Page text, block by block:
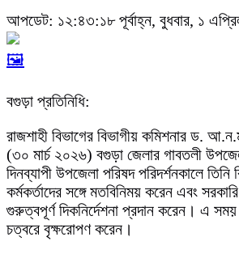
আপডেট: ১২:৪৩:১৮ পূর্বাহ্ন, বুধবার, ১
🖼️
বগুড়া প্রতিনিধি:
রাজশাহী বিভাগের বিভাগীয় কমিশনার ড.
(৩০ মার্চ ২০২৬) বগুড়া জেলার গাবতলী
দিনব্যাপী উপজেলা পরিষদ পরিদর্শনকালে তিনি
কর্মকর্তাদের সঙ্গে মতবিনিময় করেন এবং
গুরুত্বপূর্ণ দিকনির্দেশনা প্রদান করেন। এ
চত্বরে বৃক্ষরোপণ করেন।